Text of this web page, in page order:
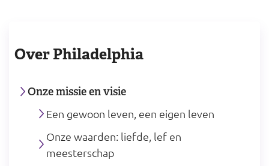
Over Philadelphia
Onze missie en visie
Een gewoon leven, een eigen leven
Onze waarden: liefde, lef en
meesterschap